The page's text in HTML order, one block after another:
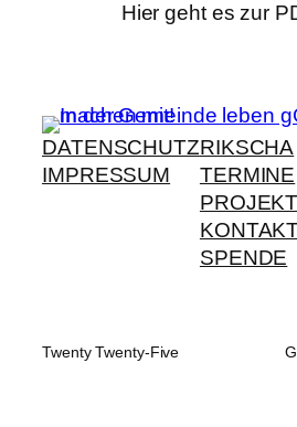
Hier geht es zur
DATENSCHUTZ
IMPRESSUM
RIKSCHA
TERMINE
SPENDE
Twenty Twenty-Five